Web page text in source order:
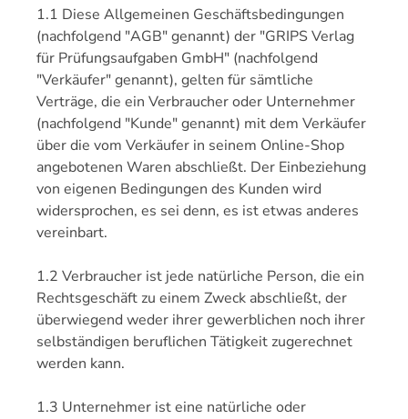
1.1 Diese Allgemeinen Geschäftsbedingungen
(nachfolgend "AGB" genannt) der "GRIPS Verlag
für Prüfungsaufgaben GmbH" (nachfolgend
"Verkäufer" genannt), gelten für sämtliche
Verträge, die ein Verbraucher oder Unternehmer
(nachfolgend "Kunde" genannt) mit dem Verkäufer
über die vom Verkäufer in seinem Online-Shop
angebotenen Waren abschließt. Der Einbeziehung
von eigenen Bedingungen des Kunden wird
widersprochen, es sei denn, es ist etwas anderes
vereinbart.
1.2 Verbraucher ist jede natürliche Person, die ein
Rechtsgeschäft zu einem Zweck abschließt, der
überwiegend weder ihrer gewerblichen noch ihrer
selbständigen beruflichen Tätigkeit zugerechnet
werden kann.
1.3 Unternehmer ist eine natürliche oder